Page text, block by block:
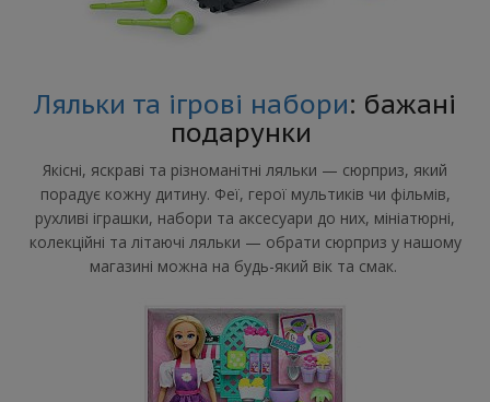
Ляльки та ігрові набори: бажані
подарунки
Якісні, яскраві та різноманітні ляльки — сюрприз, який
порадує кожну дитину. Феї, герої мультиків чи фільмів,
рухливі іграшки, набори та аксесуари до них, мініатюрні,
колекційні та літаючі ляльки — обрати сюрприз у нашому
магазині можна на будь-який вік та смак.